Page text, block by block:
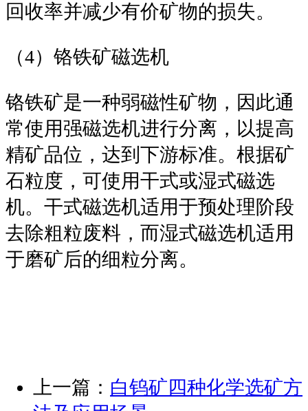
回收率并减少有价矿物的损失。
（4）铬铁矿磁选机
铬铁矿是一种弱磁性矿物，因此通
常使用强磁选机进行分离，以提高
精矿品位，达到下游标准。根据矿
石粒度，可使用干式或湿式磁选
机。干式磁选机适用于预处理阶段
去除粗粒废料，而湿式磁选机适用
于磨矿后的细粒分离。
上一篇： 白钨矿四种化学选矿方